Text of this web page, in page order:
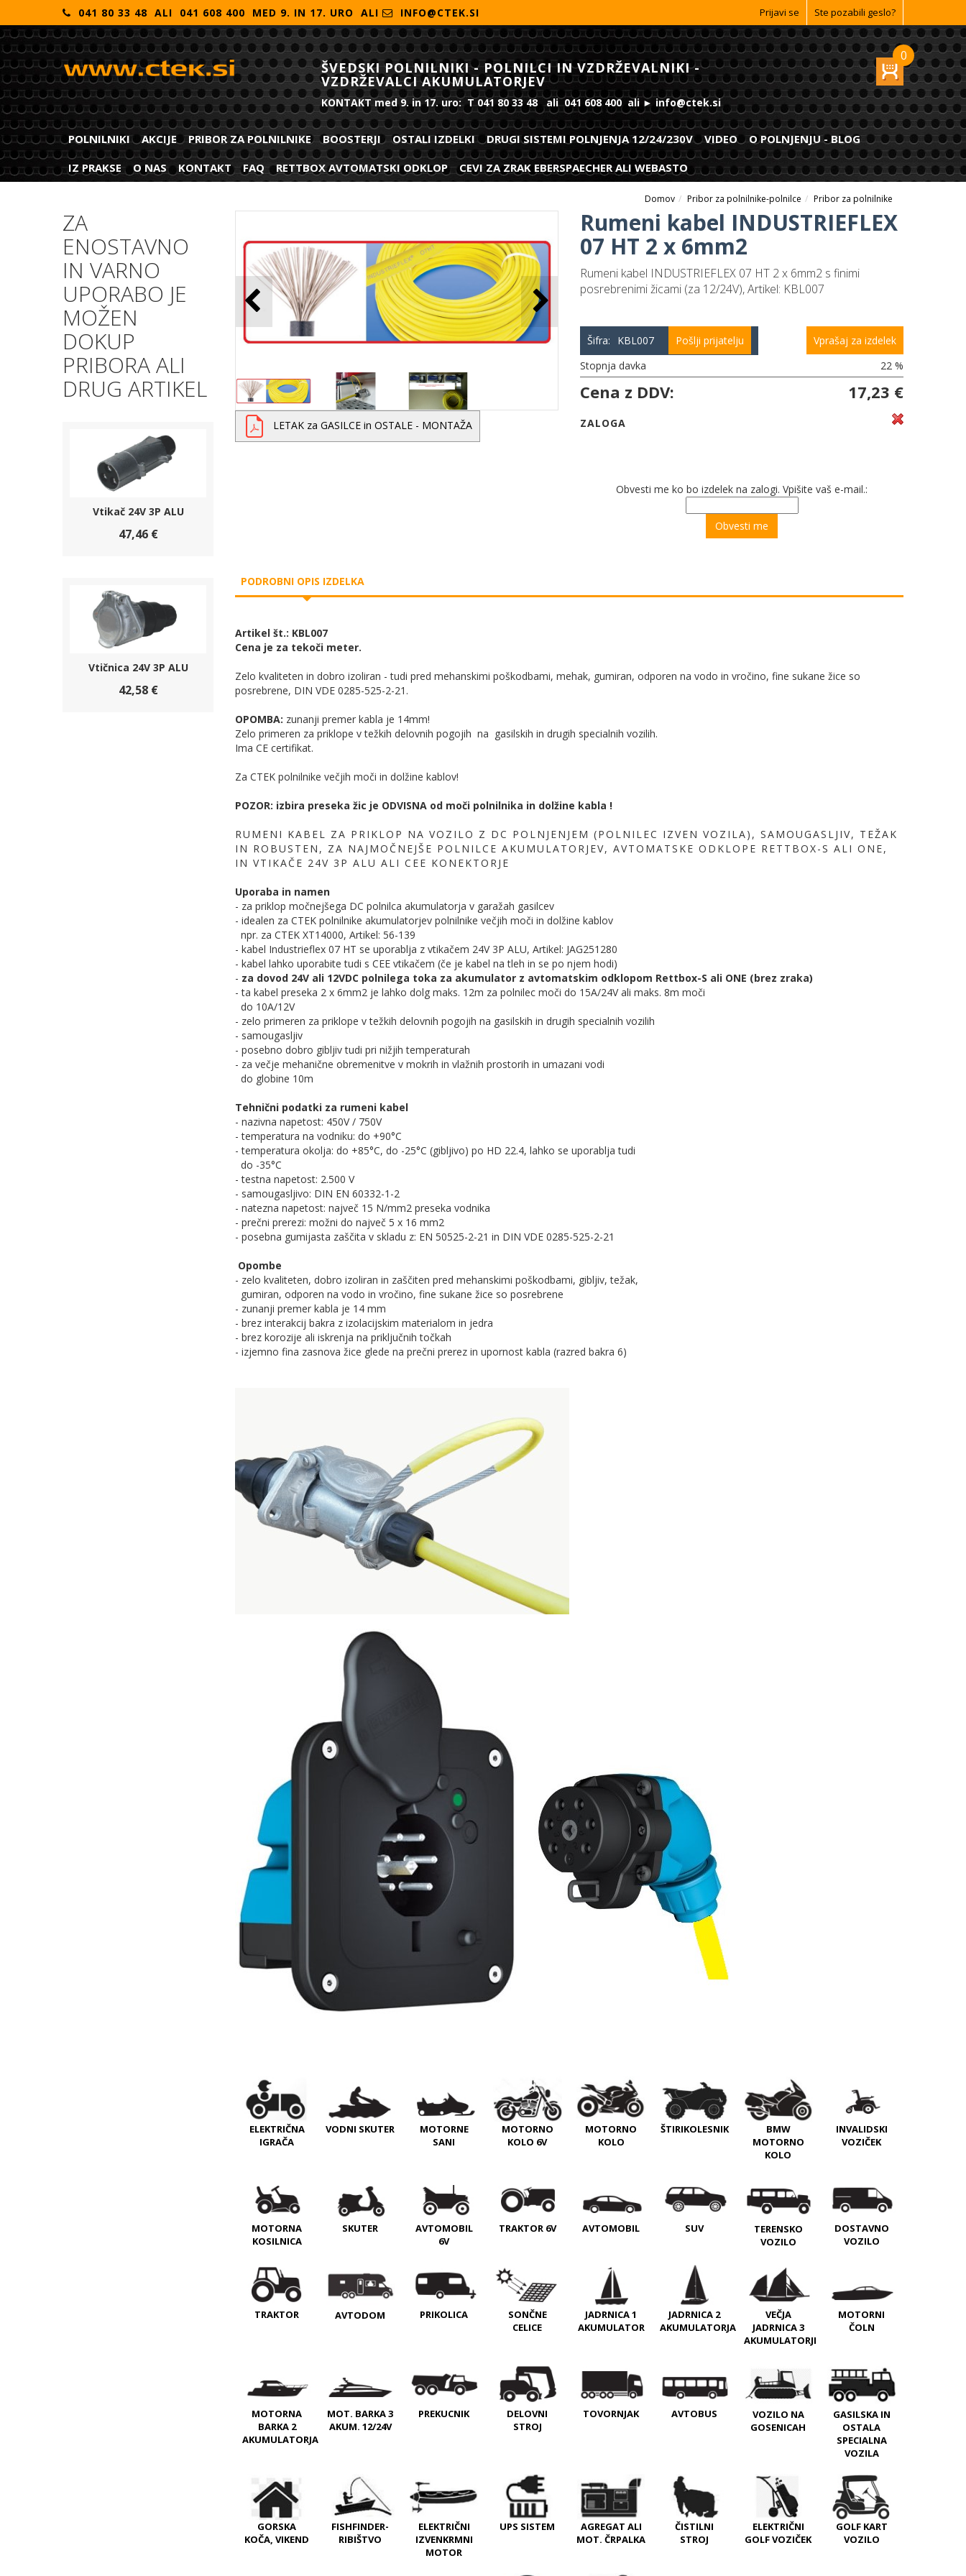
Prijavi se Ste pozabili geslo?
0
041 80 33 48 ALI 041 608 400 MED 9. IN 17. URO ALI INFO@CTEK.SI
ŠVEDSKI POLNILNIKI - POLNILCI IN VZDRŽEVALNIKI -
VZDRŽEVALCI AKUMULATORJEV
KONTAKT med 9. in 17. uro: T 041 80 33 48 ali 041 608 400 ali ► info@ctek.si
POLNILNIKI AKCIJE PRIBOR ZA POLNILNIKE BOOSTERJI OSTALI IZDELKI DRUGI SISTEMI POLNJENJA 12/24/230V VIDEO
O POLNJENJU - BLOG
IZ PRAKSE
O NAS KONTAKT FAQ RETTBOX AVTOMATSKI ODKLOP CEVI ZA ZRAK EBERSPAECHER ALI WEBASTO
ZA
ENOSTAVNO
IN VARNO
UPORABO JE
MOŽEN
DOKUP
PRIBORA ALI
DRUG ARTIKEL
Vtikač 24V 3P ALU
47,46 €
Vtičnica 24V 3P ALU
42,58 €
Domov Pribor za polnilnike-polnilce Pribor za polnilnike
LETAK za GASILCE in OSTALE - MONTAŽA
Rumeni kabel INDUSTRIEFLEX
07 HT 2 x 6mm2
Rumeni kabel INDUSTRIEFLEX 07 HT 2 x 6mm2 s finimi
posrebrenimi žicami (za 12/24V), Artikel: KBL007
Šifra: KBL007 Vprašaj za izdelek
Pošlji prijatelju
Stopnja davka
22 %
Cena z DDV: 17,23 €
ZALOGA
Obvesti me ko bo izdelek na zalogi. Vpišite vaš e-mail.:
PODROBNI OPIS IZDELKA
Artikel št.: KBL007
Cena je za tekoči meter.
Zelo kvaliteten in dobro izoliran - tudi pred mehanskimi poškodbami, mehak, gumiran, odporen na vodo in vročino, fine sukane žice so
posrebrene, DIN VDE 0285-525-2-21.
OPOMBA: zunanji premer kabla je 14mm!
Zelo primeren za priklope v težkih delovnih pogojih na gasilskih in drugih specialnih vozilih.
Ima CE certifikat.
Za CTEK polnilnike večjih moči in dolžine kablov!
​POZOR: izbira preseka žic je ODVISNA od moči polnilnika in dolžine kabla !
RUMENI KABEL ZA PRIKLOP NA VOZILO Z DC POLNJENJEM (POLNILEC IZVEN VOZILA), SAMOUGASLJIV, TEŽAK
IN ROBUSTEN, ZA NAJMOČNEJŠE POLNILCE AKUMULATORJEV, AVTOMATSKE ODKLOPE RETTBOX-S ALI ONE,
IN VTIKAČE 24V 3P ALU ALI CEE KONEKTORJE
Uporaba in namen
- za priklop močnejšega DC polnilca akumulatorja v garažah gasilcev
- idealen za CTEK polnilnike akumulatorjev polnilnike večjih moči in dolžine kablov
npr. za CTEK XT14000, Artikel: 56-139
- kabel Industrieflex 07 HT se uporablja z vtikačem 24V 3P ALU, Artikel: JAG251280
- kabel lahko uporabite tudi s CEE vtikačem (če je kabel na tleh in se po njem hodi)
- za dovod 24V ali 12VDC polnilega toka za akumulator z avtomatskim odklopom Rettbox-S ali ONE (brez zraka)
- ta kabel preseka 2 x 6mm2 je lahko dolg maks. 12m za polnilec moči do 15A/24V ali maks. 8m moči
do 10A/12V
- zelo primeren za priklope v težkih delovnih pogojih na gasilskih in drugih specialnih vozilih
- samougasljiv
- posebno dobro gibljiv tudi pri nižjih temperaturah
- za večje mehanične obremenitve v mokrih in vlažnih prostorih in umazani vodi
do globine 10m
Tehnični podatki za rumeni kabel
- nazivna napetost: 450V / 750V
- temperatura na vodniku: do +90°C
- temperatura okolja: do +85°C, do -25°C (gibljivo) po HD 22.4, lahko se uporablja tudi
do -35°C
- testna napetost: 2.500 V
- samougasljivo: DIN EN 60332-1-2
- natezna napetost: največ 15 N/mm2 preseka vodnika
- prečni prerezi: možni do največ 5 x 16 mm2
- posebna gumijasta zaščita v skladu z: EN 50525-2-21 in DIN VDE 0285-525-2-21
Opombe
- zelo kvaliteten, dobro izoliran in zaščiten pred mehanskimi poškodbami, gibljiv, težak,
gumiran, odporen na vodo in vročino, fine sukane žice so posrebrene
- zunanji premer kabla je 14 mm
- brez interakcij bakra z izolacijskim materialom in jedra
- brez korozije ali iskrenja na priključnih točkah
- izjemno fina zasnova žice glede na prečni prerez in upornost kabla (razred bakra 6)
ELEKTRIČNA
IGRAČA
VODNI SKUTER
MOTORNE
SANI
MOTORNO
KOLO 6V
MOTORNO
KOLO
ŠTIRIKOLESNIK
BMW
MOTORNO
KOLO
INVALIDSKI
VOZIČEK
MOTORNA
KOSILNICA
SKUTER
AVTOMOBIL
6V
TRAKTOR 6V AVTOMOBIL SUV
TERENSKO
VOZILO
DOSTAVNO
VOZILO
TRAKTOR AVTODOM PRIKOLICA
SONČNE
CELICE
JADRNICA 1
AKUMULATOR
JADRNICA 2
AKUMULATORJA
VEČJA
JADRNICA 3
AKUMULATORJI
MOTORNI
ČOLN
MOTORNA
BARKA 2
AKUMULATORJA
MOT. BARKA 3
AKUM. 12/24V
PREKUCNIK
DELOVNI
STROJ
TOVORNJAK AVTOBUS
VOZILO NA
GOSENICAH
GASILSKA IN
OSTALA
SPECIALNA
VOZILA
GORSKA
KOČA, VIKEND
FISHFINDER-
RIBIŠTVO
ELEKTRIČNI
IZVENKRMNI
MOTOR
UPS SISTEM
AGREGAT ALI
MOT. ČRPALKA
ČISTILNI
STROJ
ELEKTRIČNI
GOLF VOZIČEK
GOLF KART
VOZILO